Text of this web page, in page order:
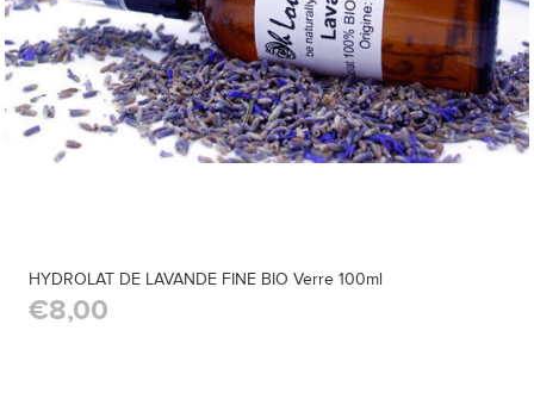
HYDROLAT DE LAVANDE FINE BIO Verre 100ml
€8,00